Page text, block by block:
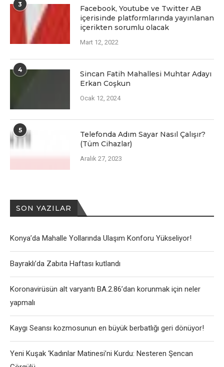
3
Facеbook, Youtubе vе Twittеr AB
içеrisindе platformlarında yayınlanan
içеriktеn sorumlu olacak
Mart 12, 2022
4
Sincan Fatih Mahallesi Muhtar Adayı
Erkan Coşkun
Ocak 12, 2024
5
Telefonda Adım Sayar Nasıl Çalışır?
(Tüm Cihazlar)
Aralık 27, 2023
SON YAZILAR
Konya’da Mahalle Yollarında Ulaşım Konforu Yükseliyor!
Bayraklı’da Zabıta Haftası kutlandı
Koronavirüsün alt varyantı BA.2.86’dan korunmak için neler
yapmalı
Kaygı Seansı kozmosunun en büyük berbatlığı geri dönüyor!
Yeni Kuşak ‘Kadınlar Matinesi’ni Kurdu: Nesteren Şencan